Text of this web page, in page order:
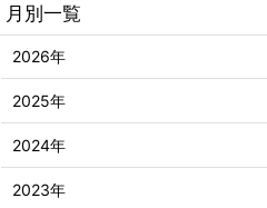
月別一覧
2026年
2025年
2024年
2023年